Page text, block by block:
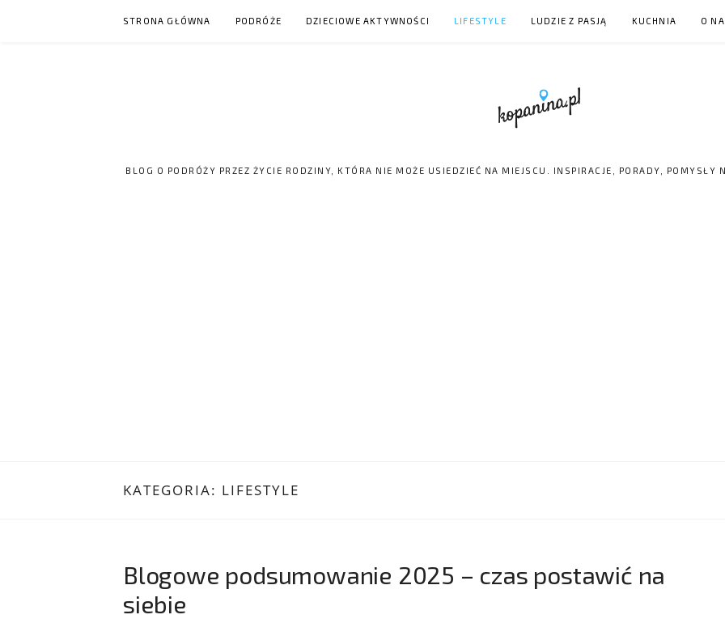
STRONA GŁÓWNA PODRÓŻE DZIECIOWE AKTYWNOŚCI LIFESTYLE LUDZIE Z PASJĄ KUCHNIA O
BLOG O PODRÓŻY PRZEZ ŻYCIE RODZINY, KTÓRA NIE MOŻE USIEDZIEĆ NA MIEJSCU. INSPIRACJE, PORADY,
KATEGORIA: LIFESTYLE
Blogowe podsumowanie 2025 – czas postawić na
siebie